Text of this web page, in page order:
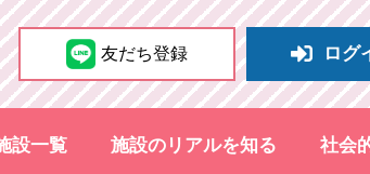
友だち登録 ログ
設一覧 施設のリアルを知る 社会